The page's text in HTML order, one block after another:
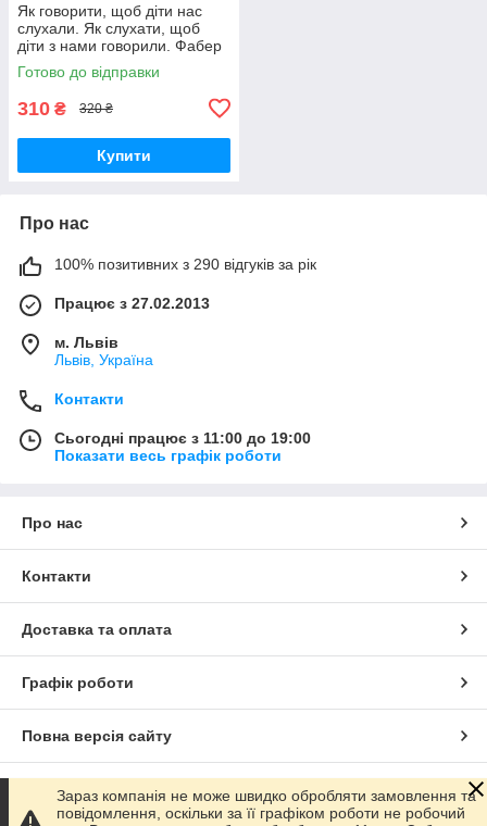
Як говорити, щоб діти нас
слухали. Як слухати, щоб
діти з нами говорили. Фабер
Адель, Мазліш Елейн
Готово до відправки
310 ₴ 320 ₴
Купити
Про нас
100% позитивних з 290 відгуків за рік
Працює з 27.02.2013
м. Львів
Львів, Україна
Контакти
Сьогодні працює з 11:00 до 19:00
Показати весь графік роботи
Про нас
Контакти
Доставка та оплата
Графік роботи
Повна версія сайту
Сайт створено на маркетплейсі Prom.ua
Зараз компанія не може швидко обробляти замовлення та
повідомлення, оскільки за її графіком роботи не робочий